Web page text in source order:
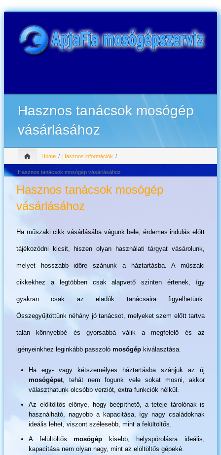
Hasznos tanácsok mosógép
vásárlásához
Home Hasznos információk
Hasznos tanácsok mosógép vásárlásához
Hasznos tanácsok mosógép
vásárlásához
Ha műszaki cikk vásárlásába vágunk bele, érdemes indulás előtt
tájékozódni kicsit, hiszen olyan használati tárgyat vásárolunk,
melyet hosszabb időre szánunk a háztartásba. A műszaki
cikkekhez a legtöbben csak alapvető szinten értenek, így
gyakran csak az eladók tanácsaira figyelhetünk.
Összegyűjtöttünk néhány jó tanácsot, melyeket szem előtt tartva
talán könnyebbé és gyorsabbá válik a megfelelő és az
igényeinkhez leginkább passzoló mosógép kiválasztása.
Ha egy- vagy kétszemélyes háztartásba szánjuk az új
mosógépet, tehát nem fogunk vele sokat mosni, akkor
választhatunk olcsóbb verziót, extra funkciók nélkül.
Az elöltöltős előnye, hogy beépíthető, a teteje tárolónak is
használható, nagyobb a kapacitása, így nagy családoknak
ideális lehet, viszont szélesebb, mint a felültöltős.
A felültöltősmosógép kisebb, helyspórolásra ideális,
kapacitása nem olyan nagy, mint az elöltöltős gépeké.